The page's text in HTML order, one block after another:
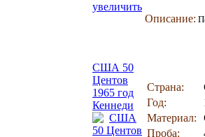
увеличить
Описание:
США 50
Центов
1965 год
Кеннеди
Страна:
Год:
Материал:
Проба: